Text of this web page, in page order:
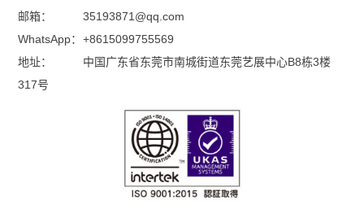
邮箱：
35193871@qq.com
WhatsApp： +8615099755569
地址：
中国广东省东莞市南城街道东莞艺展中心B8栋3楼
317号